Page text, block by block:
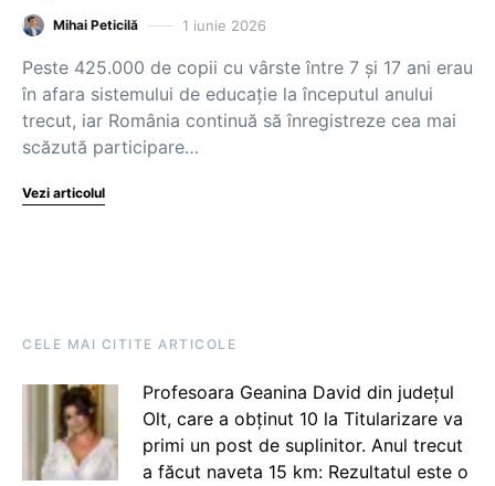
Mihai Peticilă 1 iunie 2026
Peste 425.000 de copii cu vârste între 7 și 17 ani erau
în afara sistemului de educație la începutul anului
trecut, iar România continuă să înregistreze cea mai
scăzută participare…
Vezi articolul
CELE MAI CITITE ARTICOLE
Profesoara Geanina David din județul
Olt, care a obținut 10 la Titularizare va
primi un post de suplinitor. Anul trecut
a făcut naveta 15 km: Rezultatul este o